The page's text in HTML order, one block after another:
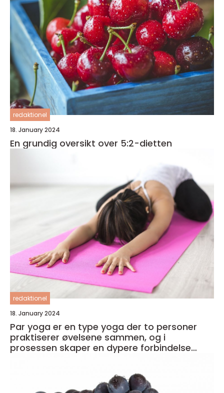
redaktionel
18. January 2024
En grundig oversikt over 5:2-dietten
redaktionel
18. January 2024
Par yoga er en type yoga der to personer
praktiserer øvelsene sammen, og i
prosessen skaper en dypere forbindelse